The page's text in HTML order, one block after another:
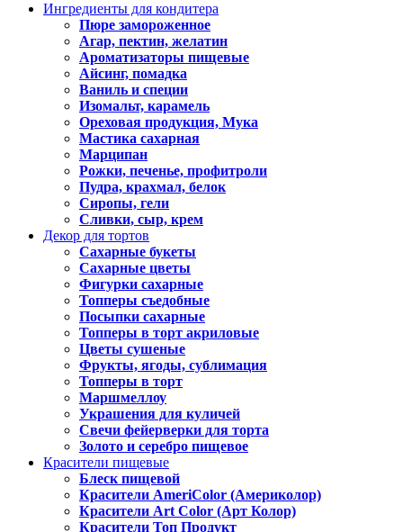
Ингредиенты для кондитера
Пюре замороженное
Агар, пектин, желатин
Ароматизаторы пищевые
Айсинг, помадка
Ваниль и специи
Изомальт, карамель
Ореховая продукция, Мука
Мастика сахарная
Марципан
Рожки, печенье, профитроли
Пудра, крахмал, белок
Сиропы, гели
Сливки, сыр, крем
Декор для тортов
Сахарные букеты
Сахарные цветы
Фигурки сахарные
Топперы съедобные
Посыпки сахарные
Топперы в торт акриловые
Цветы сушеные
Фрукты, ягоды, сублимация
Топперы в торт
Маршмеллоу
Украшения для куличей
Свечи фейерверки для торта
Золото и серебро пищевое
Красители пищевые
Блеск пищевой
Красители AmeriColor (Америколор)
Красители Art Color (Арт Колор)
Красители Топ Продукт